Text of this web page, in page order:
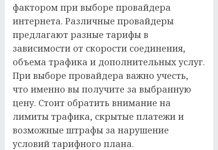
фактором при выборе провайдера
интернета. Различные провайдеры
предлагают разные тарифы в
зависимости от скорости соединения,
объема трафика и дополнительных услуг.
При выборе провайдера важно учесть,
что именно вы получите за выбранную
цену. Стоит обратить внимание на
лимиты трафика, скрытые платежи и
возможные штрафы за нарушение
условий тарифного плана.